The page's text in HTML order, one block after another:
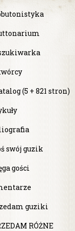
(5 + 821 stron)
swój guzik
gości
guziki
RÓŻNE